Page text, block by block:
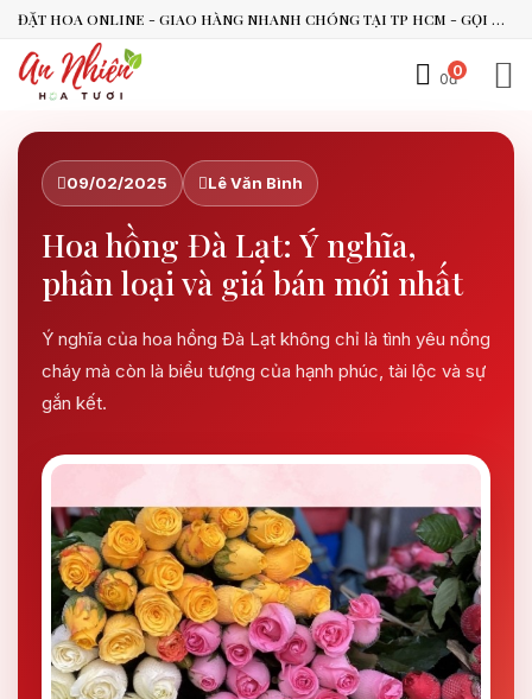
ĐẶT HOA ONLINE - GIAO HÀNG NHANH CHÓNG TẠI TP HCM - GỌI NGAY 0938.494.119 HOẶC 0899.492.909
0
0đ
09/02/2025 Lê Văn Bình
Hoa hồng Đà Lạt: Ý nghĩa,
phân loại và giá bán mới nhất
Ý nghĩa của hoa hồng Đà Lạt không chỉ là tình yêu nồng
cháy mà còn là biểu tượng của hạnh phúc, tài lộc và sự
gắn kết.
An Nhiên Flowers
Tư vấn nhanh trong vài phút
Chào bạn, mình có thể hỗ trợ chọn hoa theo dịp nào?
Vừa xong
Bạn có thể để lại yêu cầu, mình sẽ phản hồi sớm.